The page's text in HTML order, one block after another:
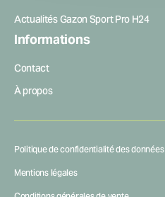
Actualités Gazon Sport Pro H24
Informations
Contact
À propos
Politique de confidentialité des données
Mentions légales